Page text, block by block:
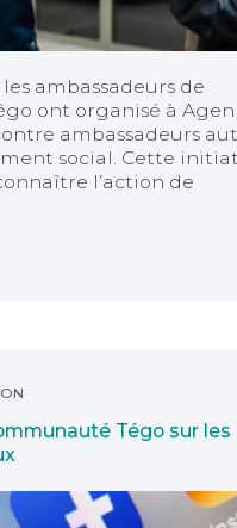
les ambassadeurs de
ont organisé à
ambassadeurs
social. Cette
l’action de
Tégo sur les